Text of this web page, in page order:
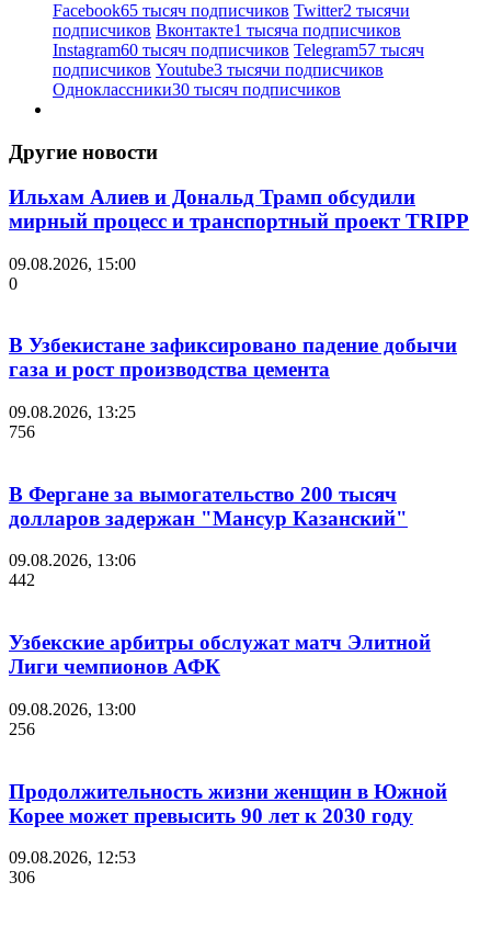
Facebook65 тысяч подписчиков Twitter2 тысячи
подписчиков Вконтакте1 тысяча подписчиков
Instagram60 тысяч подписчиков Telegram57 тысяч
подписчиков Youtube3 тысячи подписчиков
Одноклассники30 тысяч подписчиков
Другие новости
Ильхам Алиев и Дональд Трамп обсудили
мирный процесс и транспортный проект TRIPP
09.08.2026, 15:00
0
В Узбекистане зафиксировано падение добычи
газа и рост производства цемента
09.08.2026, 13:25
756
В Фергане за вымогательство 200 тысяч
долларов задержан "Мансур Казанский"
09.08.2026, 13:06
442
Узбекские арбитры обслужат матч Элитной
Лиги чемпионов АФК
09.08.2026, 13:00
256
Продолжительность жизни женщин в Южной
Корее может превысить 90 лет к 2030 году
09.08.2026, 12:53
306